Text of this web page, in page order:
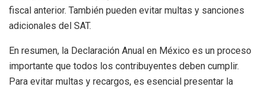
fiscal anterior. También pueden evitar multas y sanciones
adicionales del SAT.
En resumen, la Declaración Anual en México es un proceso
importante que todos los contribuyentes deben cumplir.
Para evitar multas y recargos, es esencial presentar la